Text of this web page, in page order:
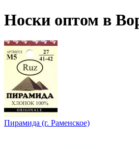
Носки оптом в
Пирамида (г. Раменское)